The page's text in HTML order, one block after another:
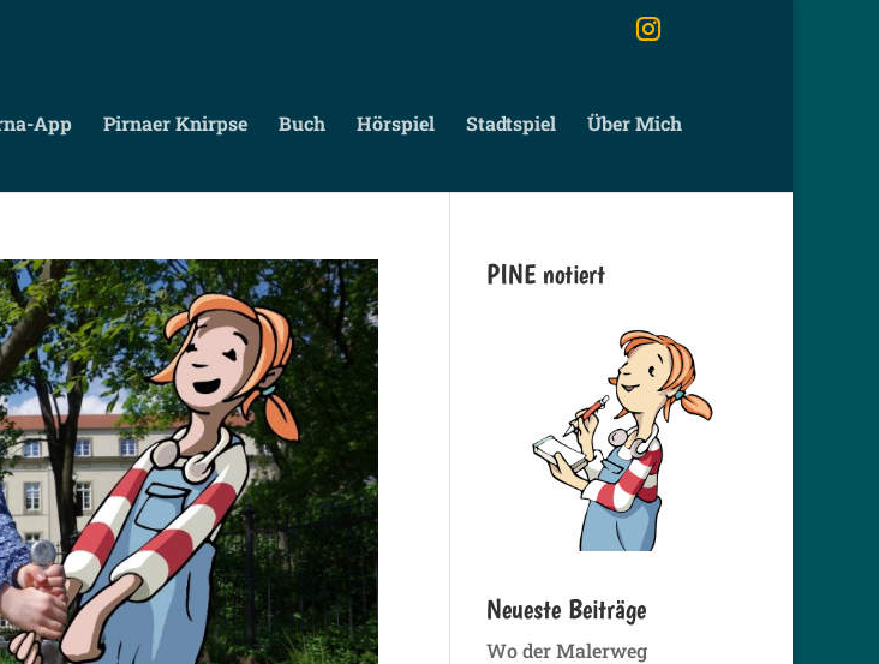
App Pirnaer Knirpse Buch Hörspiel Stadtspiel Über Mich
PINE notiert
Neueste Beiträge
Wo der Malerweg